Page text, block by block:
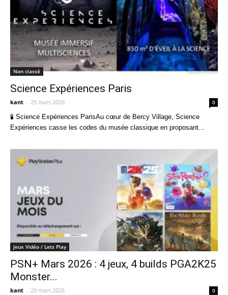
Non classé
Science Expériences Paris
kant - 25 mars 2026 0
🧪 Science Expériences ParisAu cœur de Bercy Village, Science
Expériences casse les codes du musée classique en proposant...
Jeux Vidéo / Lets Play
PSN+ Mars 2026 : 4 jeux, 4 builds PGA2K25
Monster...
kant - 20 mars 2026 0